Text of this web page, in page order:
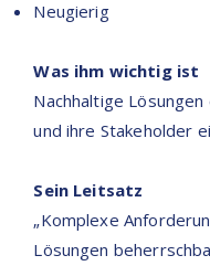
Neugierig
Was ihm wichtig ist
Nachhaltige
und ihre Stakeholder
Sein Leitsatz
„Komplexe
Lösungen